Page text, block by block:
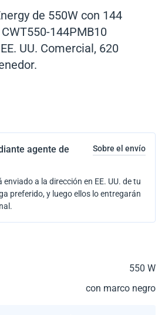
de 550W con 144
144PMB10
UU. Comercial, 620
agente de
Sobre el envío
enviado a la dirección en EE. UU. de tu
preferido, y luego ellos lo entregarán
550 W
con marco negro